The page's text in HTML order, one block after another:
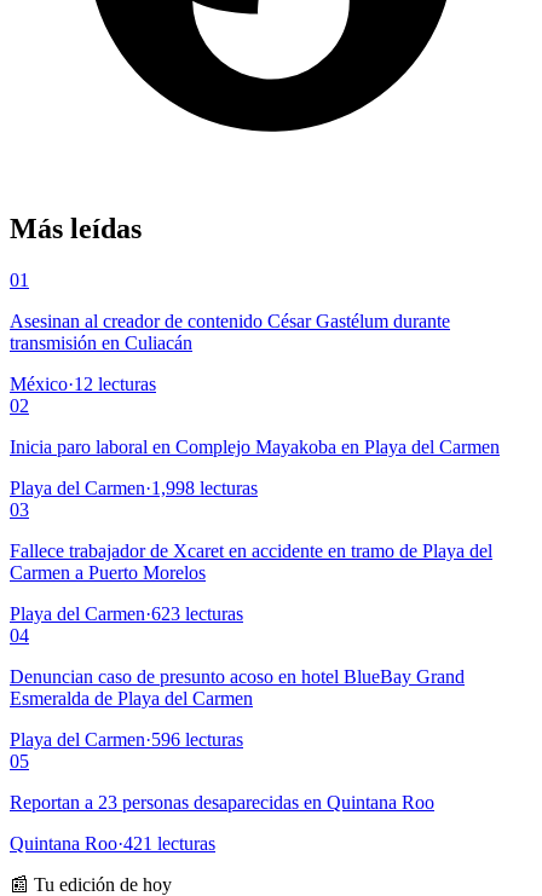
Más leídas
01
Asesinan al creador de contenido César Gastélum durante
transmisión en Culiacán
México·12 lecturas
02
Inicia paro laboral en Complejo Mayakoba en Playa del Carmen
Playa del Carmen·1,998 lecturas
03
Fallece trabajador de Xcaret en accidente en tramo de Playa del
Carmen a Puerto Morelos
Playa del Carmen·623 lecturas
04
Denuncian caso de presunto acoso en hotel BlueBay Grand
Esmeralda de Playa del Carmen
Playa del Carmen·596 lecturas
05
Reportan a 23 personas desaparecidas en Quintana Roo
Quintana Roo·421 lecturas
📰 Tu edición de hoy